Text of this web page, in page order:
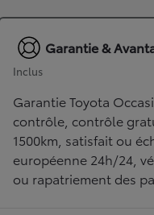
Garantie &
Inclus
Garantie Toyota
contrôle, contrôle
1500km, satisfait ou
européenne 24h/24,
ou rapatriement des